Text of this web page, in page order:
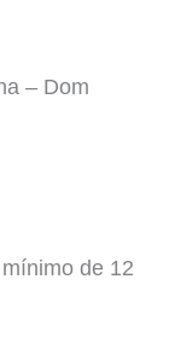
– Dom
mínimo de 12